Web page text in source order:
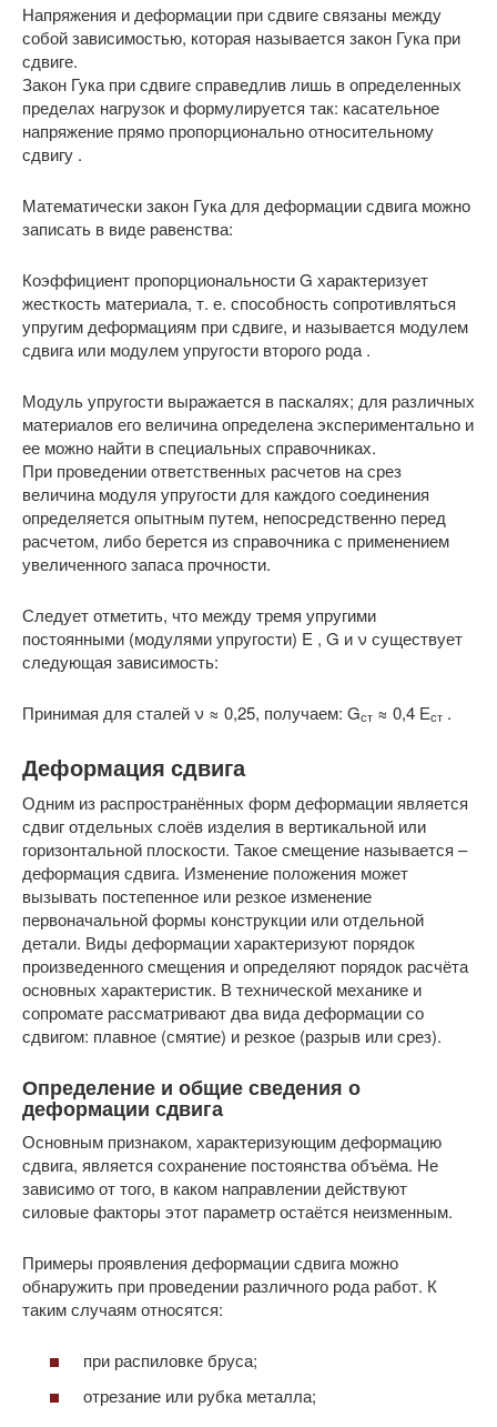
Напряжения и деформации при сдвиге связаны между
собой зависимостью, которая называется закон Гука при
сдвиге.
Закон Гука при сдвиге справедлив лишь в определенных
пределах нагрузок и формулируется так: касательное
напряжение прямо пропорционально относительному
сдвигу .
Математически закон Гука для деформации сдвига можно
записать в виде равенства:
Коэффициент пропорциональности G характеризует
жесткость материала, т. е. способность сопротивляться
упругим деформациям при сдвиге, и называется модулем
сдвига или модулем упругости второго рода .
Модуль упругости выражается в паскалях; для различных
материалов его величина определена экспериментально и
ее можно найти в специальных справочниках.
При проведении ответственных расчетов на срез
величина модуля упругости для каждого соединения
определяется опытным путем, непосредственно перед
расчетом, либо берется из справочника с применением
увеличенного запаса прочности.
Следует отметить, что между тремя упругими
постоянными (модулями упругости) E , G и ν существует
следующая зависимость:
Принимая для сталей ν ≈ 0,25, получаем: Gст ≈ 0,4 Ест .
Деформация сдвига
Одним из распространённых форм деформации является
сдвиг отдельных слоёв изделия в вертикальной или
горизонтальной плоскости. Такое смещение называется –
деформация сдвига. Изменение положения может
вызывать постепенное или резкое изменение
первоначальной формы конструкции или отдельной
детали. Виды деформации характеризуют порядок
произведенного смещения и определяют порядок расчёта
основных характеристик. В технической механике и
сопромате рассматривают два вида деформации со
сдвигом: плавное (смятие) и резкое (разрыв или срез).
Определение и общие сведения о
деформации сдвига
Основным признаком, характеризующим деформацию
сдвига, является сохранение постоянства объёма. Не
зависимо от того, в каком направлении действуют
силовые факторы этот параметр остаётся неизменным.
Примеры проявления деформации сдвига можно
обнаружить при проведении различного рода работ. К
таким случаям относятся:
при распиловке бруса;
отрезание или рубка металла;